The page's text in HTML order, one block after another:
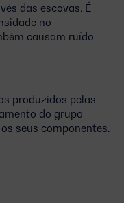
das escovas. É
no
causam ruído
produzidos pelas
do grupo
seus componentes.